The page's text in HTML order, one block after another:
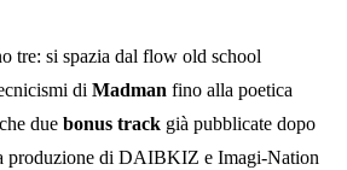
tre: si spazia dal flow old school
di Madman fino alla poetica
due bonus track già pubblicate dopo
produzione di DAIBKIZ e Imagi-Nation